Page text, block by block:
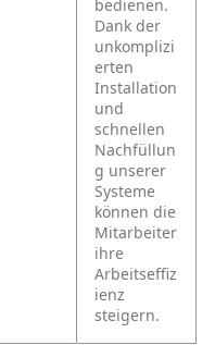
bedienen.
Dank der
unkomplizi
erten
Installation
und
schnellen
Nachfüllun
g unserer
Systeme
können die
Mitarbeiter
ihre
Arbeitseffiz
ienz
steigern.